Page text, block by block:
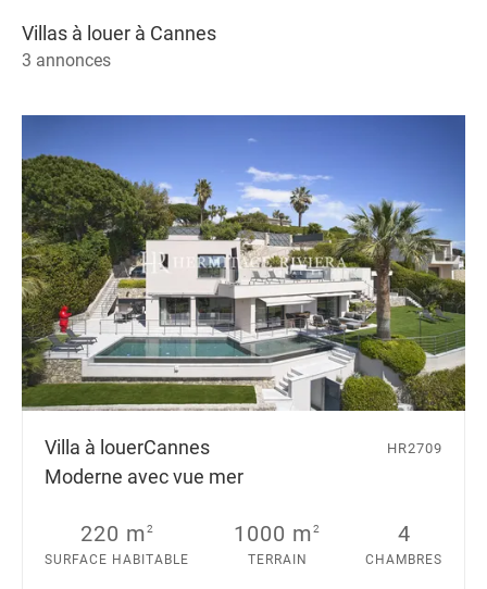
Villas à louer à Cannes
3 annonces
Villa à louerCannes
Moderne avec vue mer
HR2709
220 m2
SURFACE HABITABLE
1000 m2
TERRAIN
4
CHAMBRES